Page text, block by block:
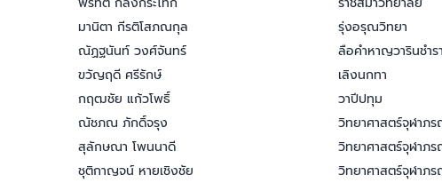
มานิตา กีรติโสภณกุล
รุ่งอรุณวิทยา
ณัฏฐนันท์ วงศ์จันทร์
ลือคำหาญวารินชำร
ขวัญฤดี ศรีรักษ์
เลิงนกทา
กฤฒชัย แก้วโพธิ์
วาปีปทุม
ณัชภณ ภักดิ์จรุง
วิทยาศาสตร์จุฬาภ
สุลักษณา โพนนาดี
วิทยาศาสตร์จุฬาภ
ชุติกาญจน์ หายเชิงชัย
วิทยาศาสตร์จุฬาภ